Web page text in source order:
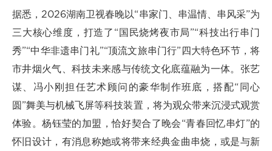
据悉，2026湖南卫视春晚以“串家门、串温情、串风采”为
三大核心维度，打造了“国民烧烤夜市局”“科技出行串门
秀”“中华非遗串门礼”“顶流文旅串门行”四大特色环节，将
市井烟火气、科技未来感与传统文化底蕴融为一体。张艺
谋、冯小刚担任艺术顾问的豪华制作班底，搭配“同心
圆”舞美与机械飞屏等科技装置，将为观众带来沉浸式观赏
体验。杨钰莹的加盟，恰好契合了晚会“青春回忆串灯”的
怀旧设计，有消息称她或将带来经典金曲串烧，或是与新